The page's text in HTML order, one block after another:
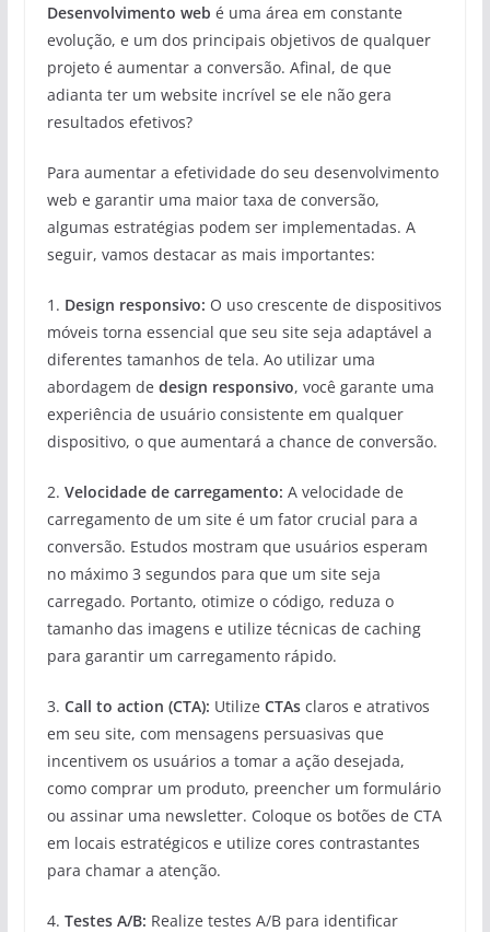
Desenvolvimento web é uma área em constante
evolução, e um dos principais objetivos de qualquer
projeto é aumentar a conversão. Afinal, de que
adianta ter um website incrível se ele não gera
resultados efetivos?
Para aumentar a efetividade do seu desenvolvimento
web e garantir uma maior taxa de conversão,
algumas estratégias podem ser implementadas. A
seguir, vamos destacar as mais importantes:
1. Design responsivo: O uso crescente de dispositivos
móveis torna essencial que seu site seja adaptável a
diferentes tamanhos de tela. Ao utilizar uma
abordagem de design responsivo, você garante uma
experiência de usuário consistente em qualquer
dispositivo, o que aumentará a chance de conversão.
2. Velocidade de carregamento: A velocidade de
carregamento de um site é um fator crucial para a
conversão. Estudos mostram que usuários esperam
no máximo 3 segundos para que um site seja
carregado. Portanto, otimize o código, reduza o
tamanho das imagens e utilize técnicas de caching
para garantir um carregamento rápido.
3. Call to action (CTA): Utilize CTAsclaros e atrativos
em seu site, com mensagens persuasivas que
incentivem os usuários a tomar a ação desejada,
como comprar um produto, preencher um formulário
ou assinar uma newsletter. Coloque os botões de CTA
em locais estratégicos e utilize cores contrastantes
para chamar a atenção.
4. Testes A/B: Realize testes A/B para identificar